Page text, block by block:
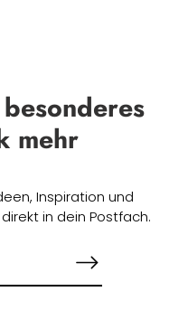
mehr
Inspiration und
in dein Postfach.